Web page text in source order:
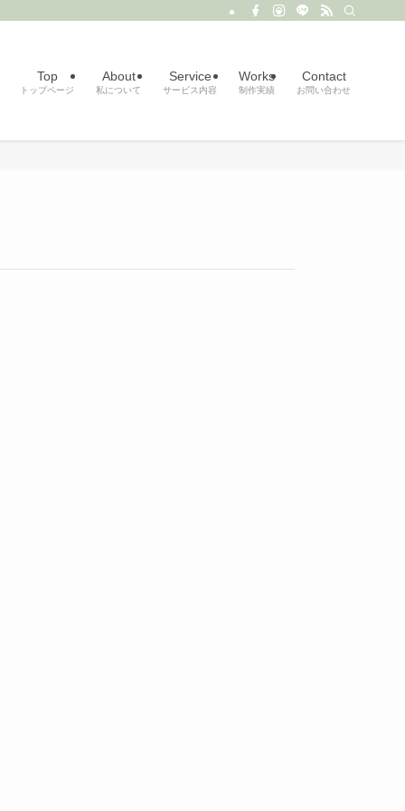
Top
トップページ
About
私について
Service
サービス内容
Works
制作実績
Contact
お問い合わせ